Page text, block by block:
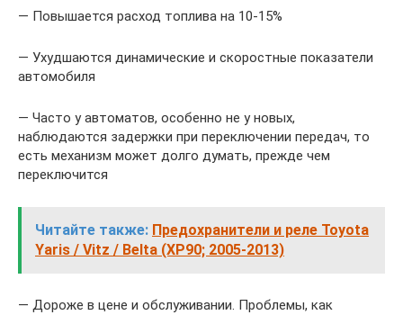
— Повышается расход топлива на 10-15%
— Ухудшаются динамические и скоростные показатели
автомобиля
— Часто у автоматов, особенно не у новых,
наблюдаются задержки при переключении передач, то
есть механизм может долго думать, прежде чем
переключится
Читайте также: Предохранители и реле Toyota
Yaris / Vitz / Belta (XP90; 2005-2013)
— Дороже в цене и обслуживании. Проблемы, как